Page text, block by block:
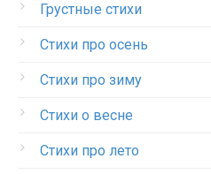
Грустные стихи
Стихи про осень
Стихи про зиму
Стихи о весне
Стихи про лето